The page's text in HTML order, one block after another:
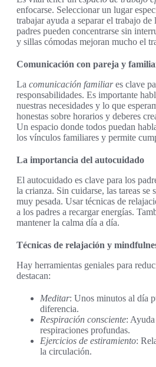
enfocarse. Seleccionar un lugar
trabajar ayuda a separar el trabajo
padres pueden concentrarse sin
y sillas cómodas mejoran mucho el
Comunicación con pareja y
La comunicación familiares clave
responsabilidades. Es importante
nuestras necesidades y lo que
honestas sobre horarios y deberes
Un espacio donde todos puedan
los vínculos familiares y permite
La importancia del autocuidado
El autocuidado es clave para los
la crianza. Sin cuidarse, las tareas se
muy pesada. Usar técnicas de
a los padres a recargar energías.
mantener la calma día a día.
Técnicas de relajación y
Hay herramientas geniales para
destacan:
Meditar: Unos minutos al día
diferencia.
Respiración consciente:
respiraciones profundas.
Ejercicios de estiramiento:
la circulación.